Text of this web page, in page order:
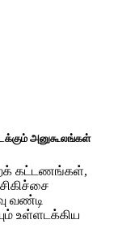
அனுகூலங்கள்
கட்டணங்கள்,
வண்டி
உள்ளடக்கிய